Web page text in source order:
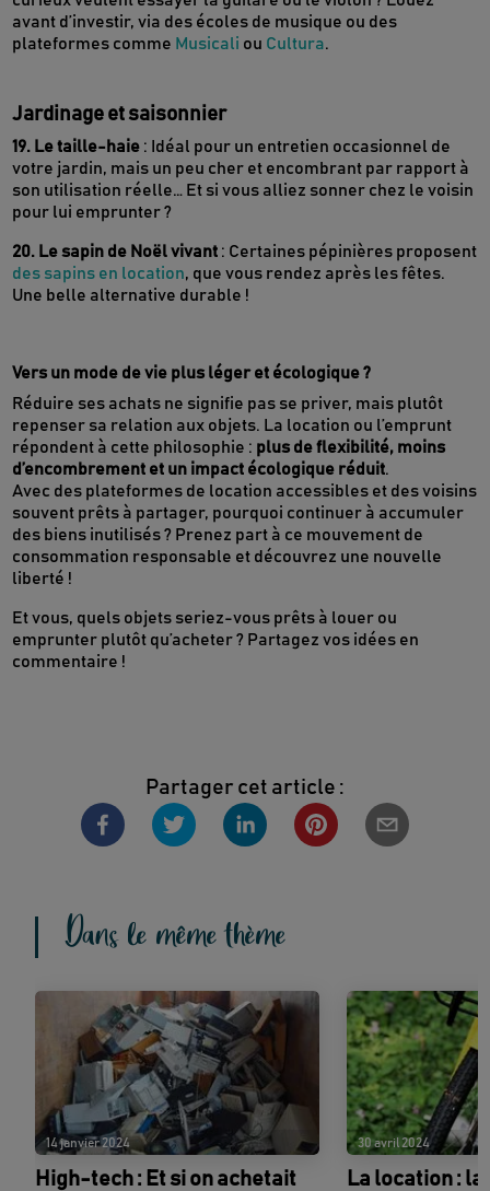
avant d’investir, via des écoles de musique ou des
plateformes comme Musicali ou Cultura.
Jardinage et saisonnier
19. Le taille-haie : Idéal pour un entretien occasionnel de
votre jardin, mais un peu cher et encombrant par rapport à
son utilisation réelle… Et si vous alliez sonner chez le voisin
pour lui emprunter ?
20. Le sapin de Noël vivant : Certaines pépinières proposent
des sapins en location, que vous rendez après les fêtes.
Une belle alternative durable !
Vers un mode de vie plus léger et écologique ?
Réduire ses achats ne signifie pas se priver, mais plutôt
repenser sa relation aux objets. La location ou l’emprunt
répondent à cette philosophie : plus de flexibilité, moins
d’encombrement et un impact écologique réduit.
Avec des plateformes de location accessibles et des voisins
souvent prêts à partager, pourquoi continuer à accumuler
des biens inutilisés ? Prenez part à ce mouvement de
consommation responsable et découvrez une nouvelle
liberté !
Et vous, quels objets seriez-vous prêts à louer ou
emprunter plutôt qu’acheter ? Partagez vos idées en
commentaire !
Partager cet article :
Dans le même thème
14 janvier 2024
High-tech : Et si on achetait
30 avril 2024
La location :